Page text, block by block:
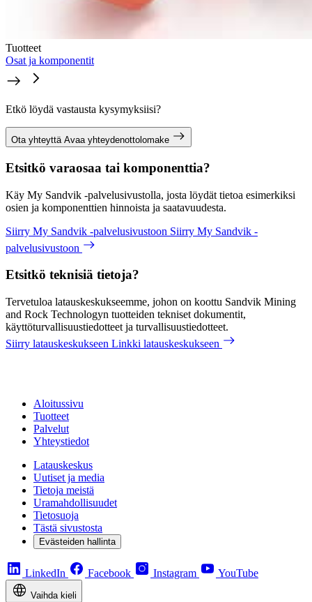
Tuotteet
Osat ja komponentit
Etkö löydä vastausta kysymyksiisi?
Ota yhteyttä Avaa yhteydenottolomake
Etsitkö varaosaa tai komponenttia?
Käy My Sandvik -palvelusivustolla, josta löydät tietoa esimerkiksi
osien ja komponenttien hinnoista ja saatavuudesta.
Siirry My Sandvik -palvelusivustoon Siirry My Sandvik -
palvelusivustoon
Etsitkö teknisiä tietoja?
Tervetuloa latauskeskukseemme, johon on koottu Sandvik Mining
and Rock Technologyn tuotteiden tekniset dokumentit,
käyttöturvallisuustiedotteet ja turvallisuustiedotteet.
Siirry latauskeskukseen Linkki latauskeskukseen
Aloitussivu
Tuotteet
Palvelut
Yhteystiedot
Latauskeskus
Uutiset ja media
Tietoja meistä
Uramahdollisuudet
Tietosuoja
Tästä sivustosta
Evästeiden hallinta
LinkedIn Facebook Instagram YouTube
Vaihda kieli